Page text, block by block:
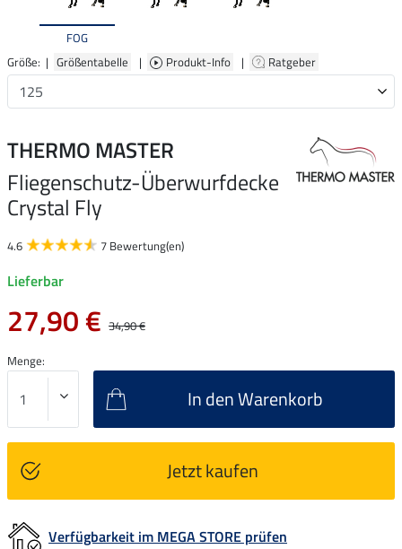
FOG
Größe: | Größentabelle | Produkt-Info | Ratgeber
THERMO MASTER
Fliegenschutz-Überwurfdecke
Crystal Fly
4.6 7 Bewertung(en)
Lieferbar
27,90 € 34,90 €
Menge:
In den Warenkorb
Jetzt kaufen
Verfügbarkeit im MEGA STORE prüfen